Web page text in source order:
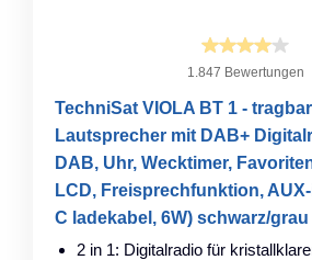
1.847 Bewertungen
TechniSat VIOLA BT 1 -
Lautsprecher mit DAB+
DAB, Uhr, Wecktimer,
LCD, Freisprechfunktion,
C ladekabel, 6W) schwarz/grau
2 in 1: Digitalradio für